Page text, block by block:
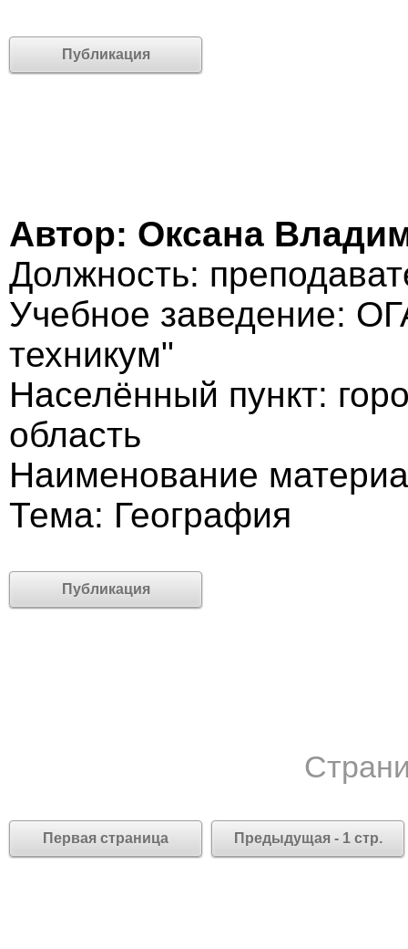
Публикация
Автор: Оксана
Должность:
Учебное заведение:
техникум"
Населённый пункт:
область
Наименование
Тема: География
Публикация
Первая страница Предыдущая - 1 стр.